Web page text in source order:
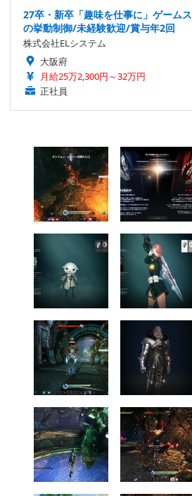
27卒・新卒「趣味を仕事に」ゲーム
の挙動制御/未経験歓迎/賞与年2回
株式会社ELシステム
大阪府
月給25万2,300円～32万円
正社員